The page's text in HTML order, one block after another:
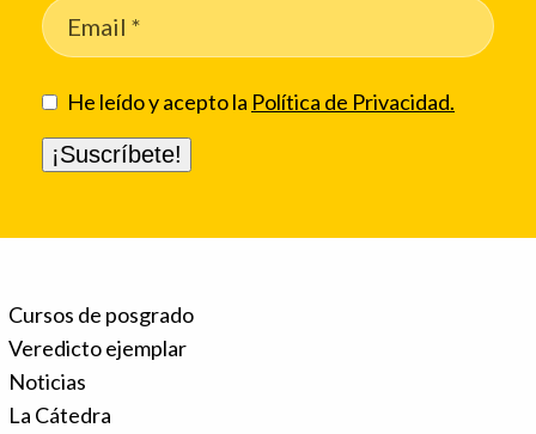
He leído y acepto la Política de Privacidad.
Cursos de posgrado
Veredicto ejemplar
Noticias
La Cátedra